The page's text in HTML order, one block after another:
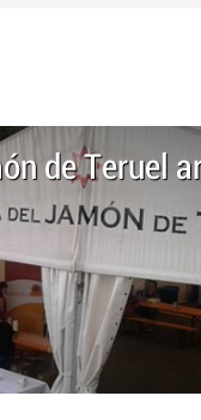
de Teruel